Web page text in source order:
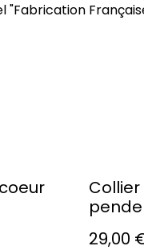
"Fabrication
29,00